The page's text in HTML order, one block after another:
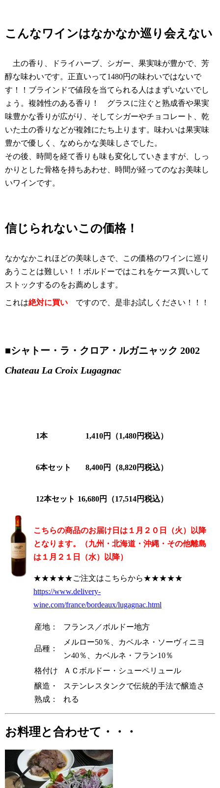
こんなワインはなかなか巡り会えない
土の香り、ドライハーブ、シガー、果実味が豊かで、芳
醇な味わいです。正直いって1480円の味わいではないで
す！！ブラインドで値段を当てられる人はまずいないでし
ょう。複雑性のある香り！ グラスに注ぐと熟成香や果実
味豊かな香りが広がり、そしてシガーやチョコレート、乾
いた土の香りなどが複雑にたち上ります。味わいは果実味
豊かで優しく、なめらかな美味しさでした。
その後、時間を経て香りも味も変化していきますが、しっ
かりとした骨格を持ちあわせ、時間が経ってのなお美味し
いワインです。
信じられないこの価格！
なかなかこれほどの美味しさで、この価格のワインに巡り
あうことは難しい！！ボルドーではこれをケース買いして
ストックするのをお薦めします。
これは絶対に買い ですので、是非お試しください！！！
■シャトー・ラ・クロア・ルガニャック 2002
Chateau La Croix Lugagnac
1本 1,410円（1,480円税込）
6本セット 8,400円（8,820円税込）
12本セット 16,680円（17,514円税込）
こちらの商品のお届け日は１月２０日（火）以降
となります。（九州・北海道・沖縄・その他離島
は１月２１日（水）以降）
★★★★★ご注文はこちらから★★★★★
https://www.delivery-
wine.com/france/bordeaux/lugagnac.html
産地： フランス／ボルドー地方
品種：
メルロー50％、カベルネ・ソーヴィニヨ
ン40％、カベルネ・フラン10％
格付け
ＡＣボルドー・シューペリュール
醸造・
熟成：
ステンレスタンクで伝統的手法で醸造さ
れる
お料理と合わせて・・・